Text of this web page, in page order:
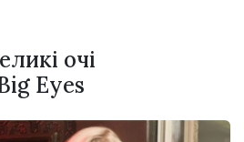
очі
Eyes